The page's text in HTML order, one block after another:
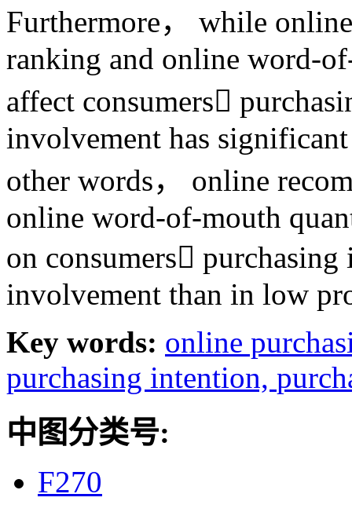
Furthermore， while
ranking and online word-
affect consumers
involvement has
other words， online
online word-of-mouth
on consumers
involvement than in low
Key words: online
purchasing intention,
中图分类号:
F270